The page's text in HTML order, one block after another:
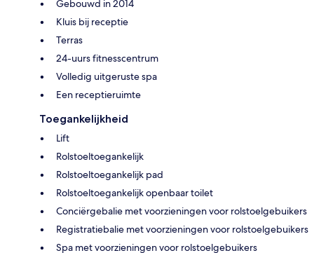
Gebouwd in 2014
Kluis bij receptie
Terras
24-uurs fitnesscentrum
Volledig uitgeruste spa
Een receptieruimte
Toegankelijkheid
Lift
Rolstoeltoegankelijk
Rolstoeltoegankelijk pad
Rolstoeltoegankelijk openbaar toilet
Conciërgebalie met voorzieningen voor rolstoelgebuikers
Registratiebalie met voorzieningen voor rolstoelgebuikers
Spa met voorzieningen voor rolstoelgebuikers